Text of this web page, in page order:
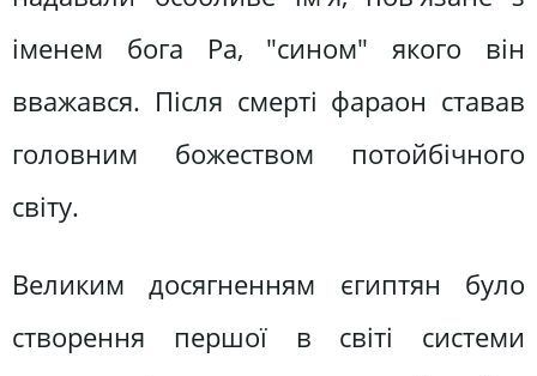
іменем бога Ра, "сином" якого він
вважався. Після смерті фараон ставав
головним божеством потойбічного
світу.
Великим досягненням єгиптян було
створення першої в світі системи